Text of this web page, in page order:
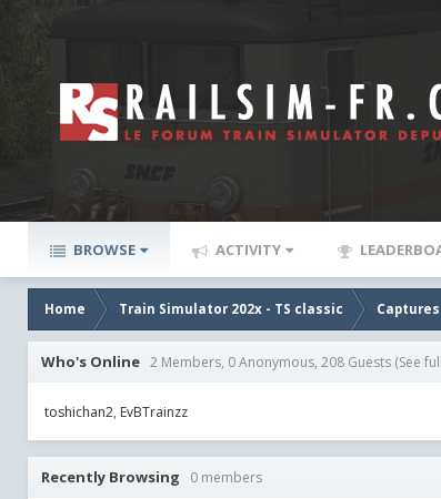
BROWSE ACTIVITY
Home Train Simulator 202x - TS classic
Who's Online 2 Members, 0 Anonymous, 208 Guests (See
toshichan2 EvBTrainzz
Recently Browsing 0 members